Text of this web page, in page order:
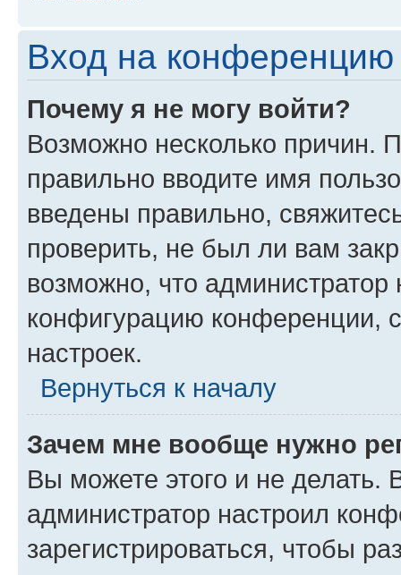
Вход на конференцию
Почему я не могу войти?
Возможно несколько причин.
правильно вводите имя
введены правильно,
проверить, не был ли вам
возможно, что администратор
конфигурацию конференции,
настроек.
Вернуться к началу
Зачем мне вообще нужно
Вы можете этого и не делать.
администратор настроил
зарегистрироваться, чтобы